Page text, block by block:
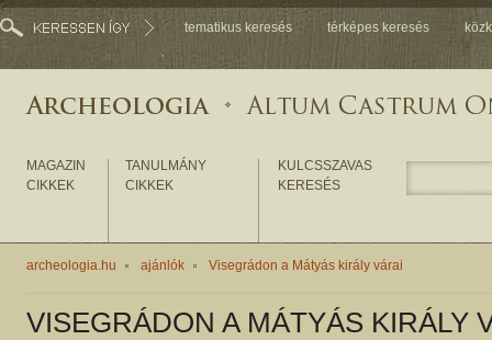
tematikus keresés térképes keresés
MAGAZIN
CIKKEK
TANULMÁNY
CIKKEK
KULCSSZAVAS
KERESÉS
archeologia.hu ajánlók Visegrádon a Mátyás király várai
VISEGRÁDON A MÁTYÁS KIRÁLY